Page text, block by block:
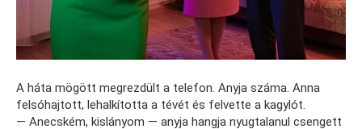
A háta mögött megrezdült a telefon. Anyja száma. Anna
felsóhajtott, lehalkította a tévét és felvette a kagylót.
— Anecském, kislányom — anyja hangja nyugtalanul csengett